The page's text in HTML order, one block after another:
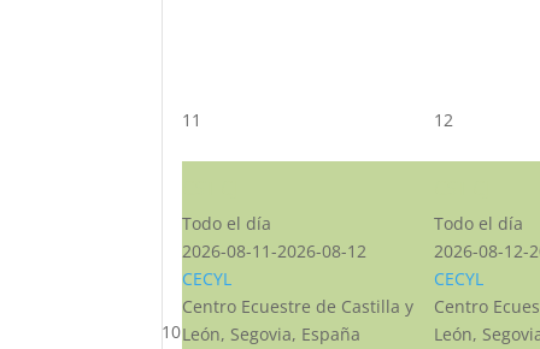
10
11
Todo el día
2026-08-11-2026-08-12
CECYL
Centro Ecuestre de Castilla y
León, Segovia, España
12
Todo el día
2026-08-12-
CECYL
Centro
León,